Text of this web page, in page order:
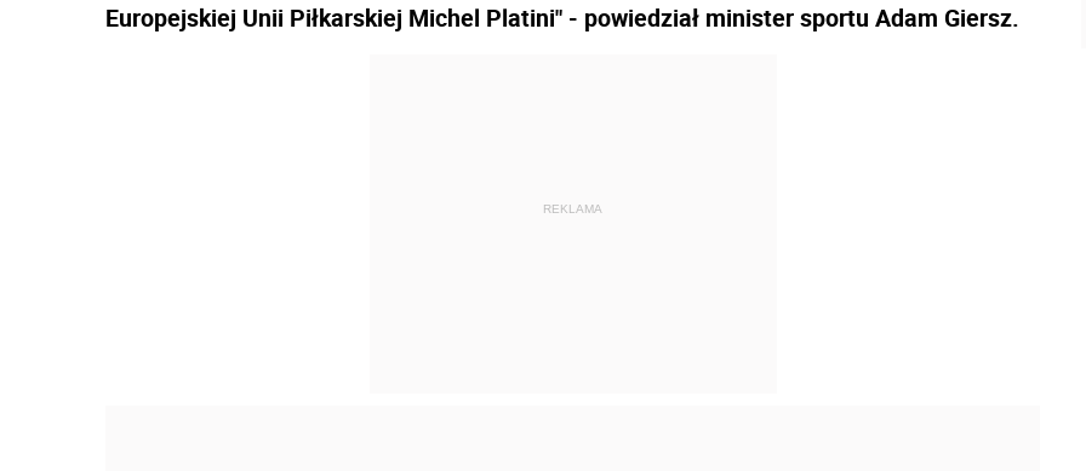
Europejskiej Unii Piłkarskiej Michel Platini" - powiedział minister sportu Adam Giersz.
REKLAMA